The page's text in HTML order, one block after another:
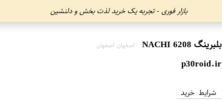
بازار فوری - تجربه یک خرید لذت بخش و دلنشین
بلبرینگ 6208 NACHI اصفهان اصفهان
p30roid.ir
شرایط خرید